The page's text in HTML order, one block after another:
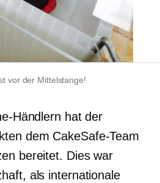
vor der Mittelstange!
Händlern hat der
dem CakeSafe-Team
bereitet. Dies war
als internationale